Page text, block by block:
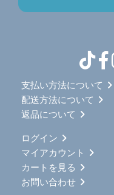
支払い方法について
配送方法について
返品について
ログイン
マイアカウント
カートを見る
お問い合わせ